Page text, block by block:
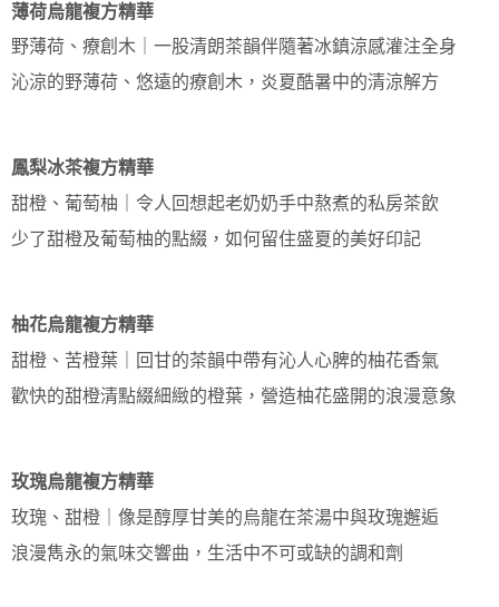
薄荷烏龍複方精華
野薄荷、療創木｜一股清朗茶韻伴隨著冰鎮涼感灌注全身
沁涼的野薄荷、悠遠的療創木，炎夏酷暑中的清涼解方
鳳梨冰茶複方精華
甜橙、葡萄柚｜令人回想起老奶奶手中熬煮的私房茶飲
少了甜橙及葡萄柚的點綴，如何留住盛夏的美好印記
柚花烏龍複方精華
甜橙、苦橙葉｜回甘的茶韻中帶有沁人心脾的柚花香氣
歡快的甜橙清點綴細緻的橙葉，營造柚花盛開的浪漫意象
玫瑰烏龍複方精華
玫瑰、甜橙｜像是醇厚甘美的烏龍在茶湯中與玫瑰邂逅
浪漫雋永的氣味交響曲，生活中不可或缺的調和劑